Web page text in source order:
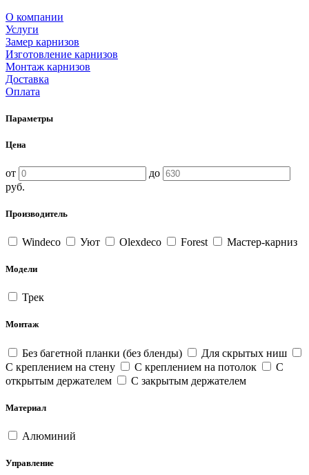
О компании
Услуги
Замер карнизов
Изготовление карнизов
Монтаж карнизов
Доставка
Оплата
Параметры
Цена
от
до
руб.
Производитель
Windeco Уют Olexdeco Forest Мастер-карниз
Модели
Трек
Монтаж
Без багетной планки (без бленды)
Для скрытых ниш
С креплением на стену
С креплением на потолок
С
открытым держателем
С закрытым держателем
Материал
Алюминий
Управление